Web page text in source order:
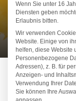
Wenn Sie unter 16
Diensten geben
Erlaubnis bitten.
Wir verwenden
Website. Einige von
helfen, diese Website
Personenbezogene
Adressen), z. B. für
Anzeigen- und
Verwendung Ihrer
Sie können Ihre